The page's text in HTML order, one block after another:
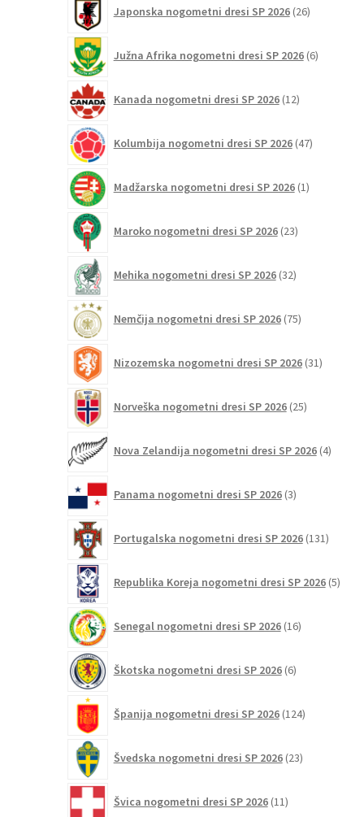
Japonska nogometni dresi SP 2026 26izdelkov
Južna Afrika nogometni dresi SP 2026 6izdelkov
Kanada nogometni dresi SP 2026 12izdelkov
Kolumbija nogometni dresi SP 2026 47izdelkov
Madžarska nogometni dresi SP 2026 1izdelek
Maroko nogometni dresi SP 2026 23izdelkov
Mehika nogometni dresi SP 2026 32izdelkov
Nemčija nogometni dresi SP 2026 75izdelkov
Nizozemska nogometni dresi SP 2026 31izdelkov
Norveška nogometni dresi SP 2026 25izdelkov
Nova Zelandija nogometni dresi SP 2026 4izdelki
Panama nogometni dresi SP 2026 3izdelki
Portugalska nogometni dresi SP 2026 131
Republika Koreja nogometni dresi SP 2026 5
Senegal nogometni dresi SP 2026 16izdelkov
Škotska nogometni dresi SP 2026 6izdelkov
Španija nogometni dresi SP 2026 124izdelkov
Švedska nogometni dresi SP 2026 23izdelkov
Švica nogometni dresi SP 2026 11izdelkov